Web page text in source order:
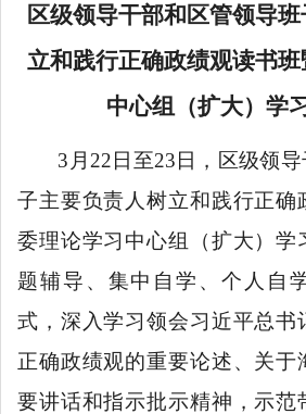
区级领导干部和区管领导
立和践行正确政绩观读书
中心组（扩大）学
3月22日至23日，区级领
子主要负责人树立和践行正确
委理论学习中心组（扩大）学
题辅导、集中自学、个人自
式，深入学习领会习近平总书
正确政绩观的重要论述、关于
要讲话和指示批示精神，示范